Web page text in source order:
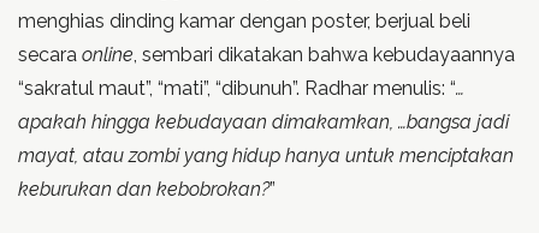
menghias dinding kamar dengan poster, berjual beli
secara online , sembari dikatakan bahwa kebudayaannya
“sakratul maut”, “mati”, “dibunuh”. Radhar menulis: “…
apakah hingga kebudayaan dimakamkan, …bangsa jadi
mayat, atau zombi yang hidup hanya untuk menciptakan
keburukan dan kebobrokan?”